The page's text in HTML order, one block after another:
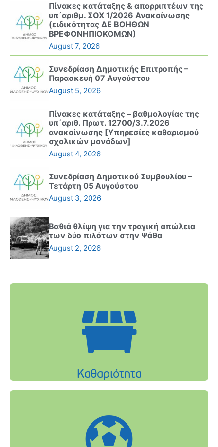
Πίνακες κατάταξης & απορριπτέων της
υπ΄αριθμ. ΣΟΧ 1/2026 Ανακοίνωσης
(ειδικότητας ΔΕ ΒΟΗΘΩΝ
ΒΡΕΦΟΝΗΠΙΟΚΟΜΩΝ)
August 7, 2026
Συνεδρίαση Δημοτικής Επιτροπής –
Παρασκευή 07 Αυγούστου
August 5, 2026
Πίνακες κατάταξης – βαθμολογίας της
υπ΄αριθ. Πρωτ. 12700/3.7.2026
ανακοίνωσης [Υπηρεσίες καθαρισμού
σχολικών μονάδων]
August 4, 2026
Συνεδρίαση Δημοτικού Συμβουλίου –
Τετάρτη 05 Αυγούστου
August 3, 2026
Βαθιά θλίψη για την τραγική απώλεια
των δύο πιλότων στην Ψάθα
August 2, 2026